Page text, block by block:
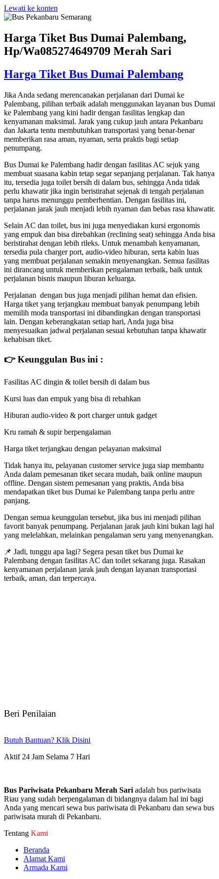
Lewati ke konten
Harga Tiket Bus Dumai Palembang,
Hp/Wa085274649709 Merah Sari
Harga Tiket Bus Dumai Palembang
Jika Anda sedang merencanakan perjalanan dari Dumai ke
Palembang, pilihan terbaik adalah menggunakan layanan bus Dumai
ke Palembang yang kini hadir dengan fasilitas lengkap dan
kenyamanan maksimal. Jarak yang cukup jauh antara Pekanbaru
dan Jakarta tentu membutuhkan transportasi yang benar-benar
memberikan rasa aman, nyaman, serta praktis bagi setiap
penumpang.
Bus Dumai ke Palembang hadir dengan fasilitas AC sejuk yang
membuat suasana kabin tetap segar sepanjang perjalanan. Tak hanya
itu, tersedia juga toilet bersih di dalam bus, sehingga Anda tidak
perlu khawatir jika ingin beristirahat sejenak di tengah perjalanan
tanpa harus menunggu pemberhentian. Dengan fasilitas ini,
perjalanan jarak jauh menjadi lebih nyaman dan bebas rasa khawatir.
Selain AC dan toilet, bus ini juga menyediakan kursi ergonomis
yang empuk dan bisa direbahkan (reclining seat) sehingga Anda bisa
beristirahat dengan lebih rileks. Untuk menambah kenyamanan,
tersedia pula charger port, audio-video hiburan, serta kabin luas
yang membuat perjalanan semakin menyenangkan. Semua fasilitas
ini dirancang untuk memberikan pengalaman terbaik, baik untuk
perjalanan bisnis maupun liburan keluarga.
Perjalanan dengan bus juga menjadi pilihan hemat dan efisien.
Harga tiket yang terjangkau membuat banyak penumpang lebih
memilih moda transportasi ini dibandingkan dengan transportasi
lain. Dengan keberangkatan setiap hari, Anda juga bisa
menyesuaikan jadwal perjalanan sesuai kebutuhan tanpa khawatir
kehabisan tiket.
👉 Keunggulan Bus ini :
Fasilitas AC dingin & toilet bersih di dalam bus
Kursi luas dan empuk yang bisa di rebahkan
Hiburan audio-video & port charger untuk gadget
Kru ramah & supir berpengalaman
Harga tiket terjangkau dengan pelayanan maksimal
Tidak hanya itu, pelayanan customer service juga siap membantu
Anda dalam pemesanan tiket secara mudah, baik online maupun
offline. Dengan sistem pemesanan yang praktis, Anda bisa
mendapatkan tiket bus Dumai ke Palembang tanpa perlu antre
panjang.
Dengan semua keunggulan tersebut, jika bus ini menjadi pilihan
favorit banyak penumpang. Perjalanan jarak jauh kini bukan lagi hal
yang melelahkan, melainkan pengalaman seru yang menyenangkan.
📌 Jadi, tunggu apa lagi? Segera pesan tiket bus Dumai ke
Palembang dengan fasilitas AC dan toilet sekarang juga. Rasakan
kenyamanan perjalanan jarak jauh dengan layanan transportasi
terbaik, aman, dan terpercaya.
Beri Penilaian
Butuh Bantuan? Klik Disini
Aktif 24 Jam Selama 7 Hari
Bus Pariwisata Pekanbaru Merah Sari adalah bus pariwisata
Riau yang sudah berpengalaman di bidangnya dalam hal ini bagi
Anda yang mencari sewa bus pariwisata di Pekanbaru dan sewa bus
pariwisata murah di Pekanbaru.
Tentang Kami
Beranda
Alamat Kami
Armada Kami